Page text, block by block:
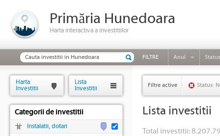
Primăria Hunedoara
Harta interactiva a investitiilor
FILTRE Anul Status
Filtre active Status:
Lista investitii
Total investitii:
Harta
Investitii
Lista
Investitii
Categorii de investitii
Instalatii, dotari